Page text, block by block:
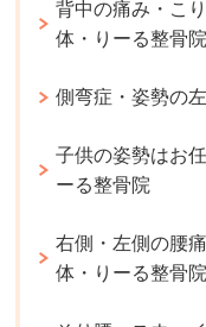
背中の痛み・こ
体・りーる整骨院
側弯症・姿勢の
子供の姿勢はお
ーる整骨院
右側・左側の腰
体・りーる整骨院